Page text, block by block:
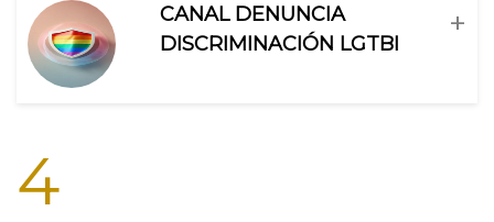
+
CANAL DENUNCIA
DISCRIMINACIÓN LGTBI
4